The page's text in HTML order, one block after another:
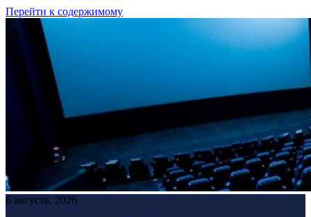
Перейти к содержимому
6 августа, 2026